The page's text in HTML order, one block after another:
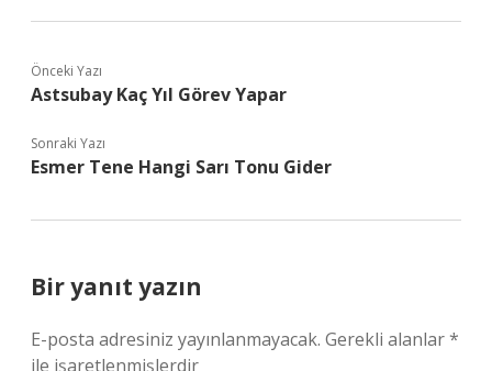
Önceki Yazı
Astsubay Kaç Yıl Görev Yapar
Sonraki Yazı
Esmer Tene Hangi Sarı Tonu Gider
Bir yanıt yazın
E-posta adresiniz yayınlanmayacak. Gerekli alanlar*
ile işaretlenmişlerdir